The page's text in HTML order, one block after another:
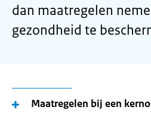
dan maatregelen
gezondheid te
Maatregelen bij een